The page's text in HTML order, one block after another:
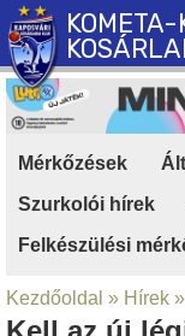
KOMETA-
Mérkőzések
Szurkolói hírek
Felkészülési
Kezdőoldal » Hírek »